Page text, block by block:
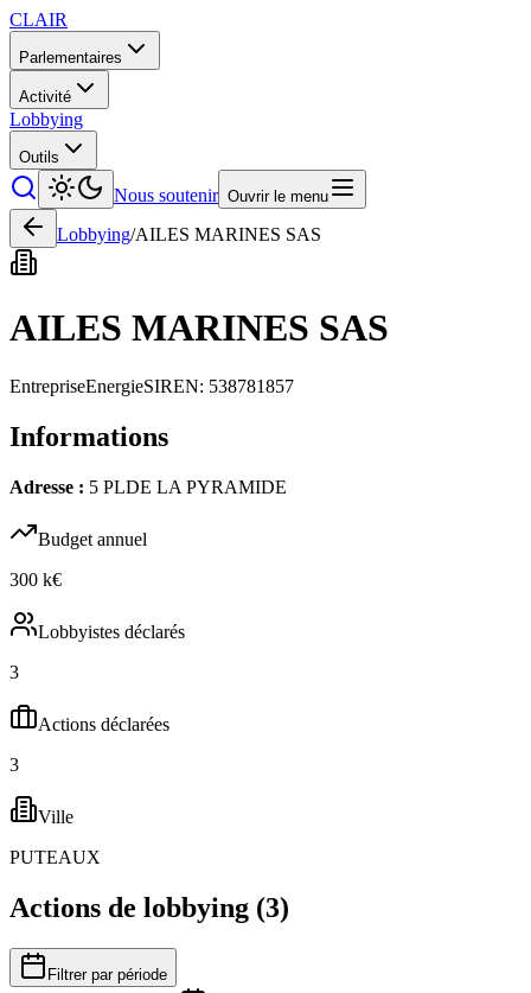
CLAIR
Parlementaires
Activité
Lobbying
Outils
Nous soutenir Ouvrir le menu
Lobbying/AILES MARINES SAS
AILES MARINES SAS
EntrepriseEnergieSIREN: 538781857
Informations
Adresse : 5 PLDE LA PYRAMIDE
Budget annuel
300 k€
Lobbyistes déclarés
3
Actions déclarées
3
Ville
PUTEAUX
Actions de lobbying (3)
Filtrer par période